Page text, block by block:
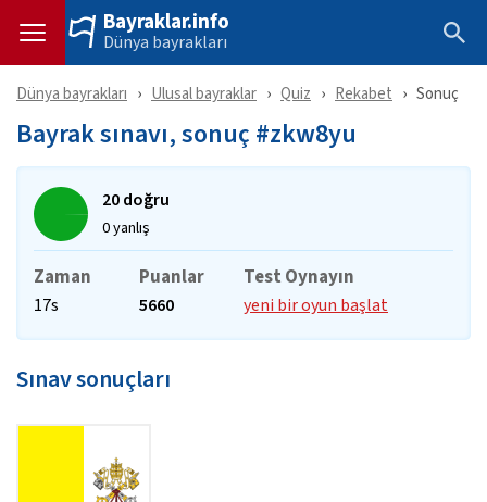
Bayraklar.info
Dünya bayrakları
Dünya bayrakları Ulusal bayraklar Quiz Rekabet Sonuç
Bayrak sınavı, sonuç #zkw8yu
20 doğru
0 yanlış
Zaman
17s
Puanlar
5660
Test Oynayın
yeni bir oyun başlat
Sınav sonuçları